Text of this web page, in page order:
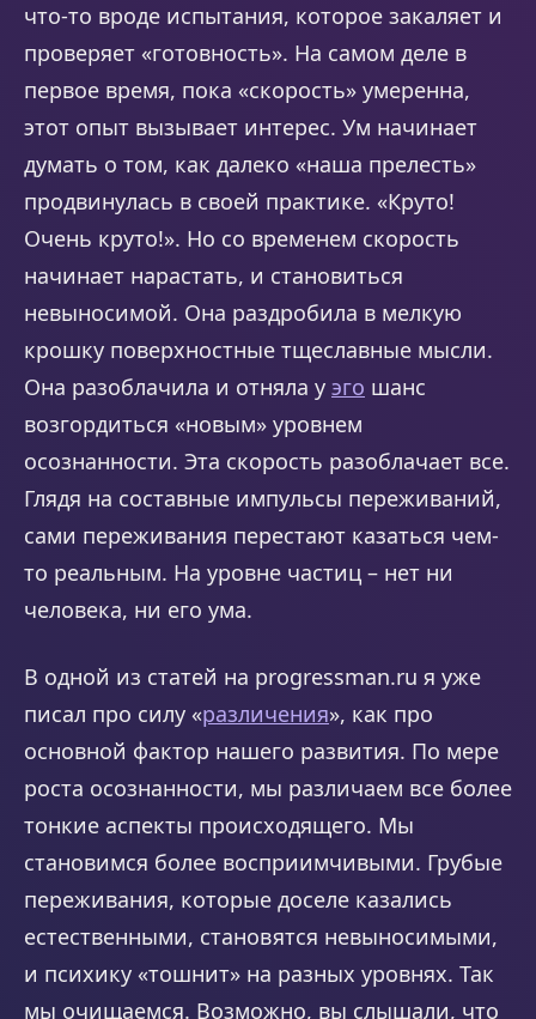
что-то вроде испытания, которое закаляет и
проверяет «готовность». На самом деле в
первое время, пока «скорость» умеренна,
этот опыт вызывает интерес. Ум начинает
думать о том, как далеко «наша прелесть»
продвинулась в своей практике. «Круто!
Очень круто!». Но со временем скорость
начинает нарастать, и становиться
невыносимой. Она раздробила в мелкую
крошку поверхностные тщеславные мысли.
Она разоблачила и отняла у эго шанс
возгордиться «новым» уровнем
осознанности. Эта скорость разоблачает все.
Глядя на составные импульсы переживаний,
сами переживания перестают казаться чем-
то реальным. На уровне частиц – нет ни
человека, ни его ума.
В одной из статей на progressman.ru я уже
писал про силу «различения», как про
основной фактор нашего развития. По мере
роста осознанности, мы различаем все более
тонкие аспекты происходящего. Мы
становимся более восприимчивыми. Грубые
переживания, которые доселе казались
естественными, становятся невыносимыми,
и психику «тошнит» на разных уровнях. Так
мы очищаемся. Возможно, вы слышали, что